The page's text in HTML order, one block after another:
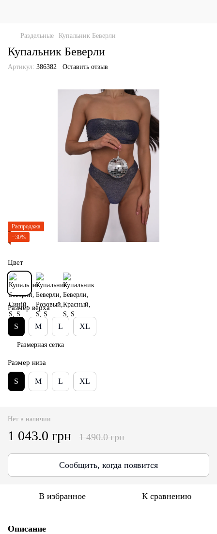
Раздельные Купальник Беверли
Купальник Беверли
Артикул: 386382 Оставить отзыв
Распродажа
−30%
Цвет
Размер верха
S M L XL
Размерная сетка
Размер низа
S M L XL
Нет в наличии
1 043.0 грн 1 490.0 грн
Сообщить, когда появится
В избранное К сравнению
Описание